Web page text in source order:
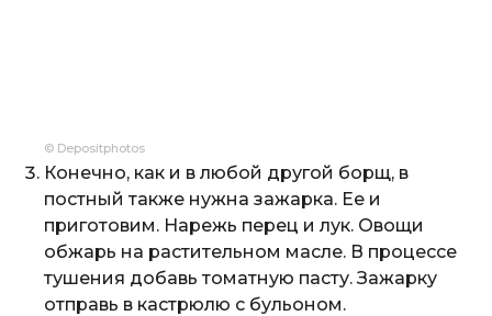
© Depositphotos
Конечно, как и в любой другой борщ, в
постный также нужна зажарка. Ее и
приготовим. Нарежь перец и лук. Овощи
обжарь на растительном масле. В процессе
тушения добавь томатную пасту. Зажарку
отправь в кастрюлю с бульоном.